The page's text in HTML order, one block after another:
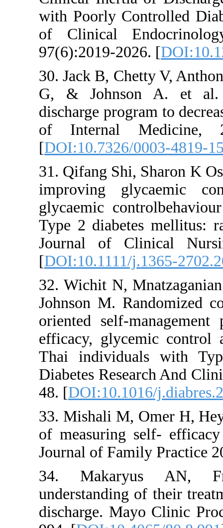
with Poorly
of Clinical
97(6):2019-2026. [
30. Jack B, Chetty
G, & Johnson
discharge program
of Internal
[DOI:10.7326/
31. Qifang Shi,
improving
glycaemic
Type 2 diabetes
Journal of
[DOI:10.1111/
32. Wichit N,
Johnson M.
oriented self-
efficacy,
Thai individuals
Diabetes Research
48. [DOI:10.1016/
33. Mishali M,
of measuring self-
Journal of Family
34. Makaryus
understanding of
discharge. Mayo